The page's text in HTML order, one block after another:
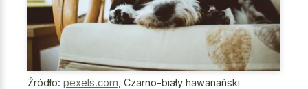
Źródło: pexels.com Czarno-biały hawanański